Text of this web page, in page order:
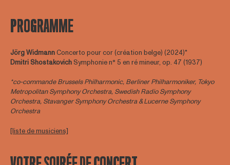
PROGRAMME
Jörg WidmannConcerto pour cor (création belge) (2024)*
Dmitri ShostakovichSymphonie n° 5 en ré mineur, op. 47 (1937)
*co-commande Brussels Philharmonic, Berliner Philharmoniker, Tokyo
Metropolitan Symphony Orchestra, Swedish Radio Symphony
Orchestra, Stavanger Symphony Orchestra & Lucerne Symphony
Orchestra
[liste de musiciens]